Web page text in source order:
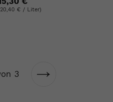
€ / Liter)
3
Nächste